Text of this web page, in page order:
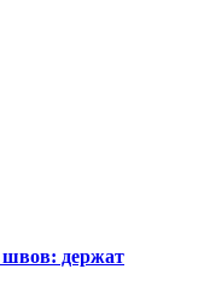
держат